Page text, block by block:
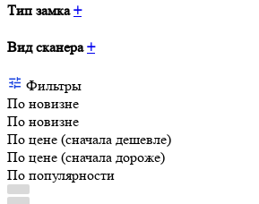
Тип замка+
Вид сканера+
Фильтры
По новизне
По новизне
По цене (сначала дешевле)
По цене (сначала дороже)
По популярности